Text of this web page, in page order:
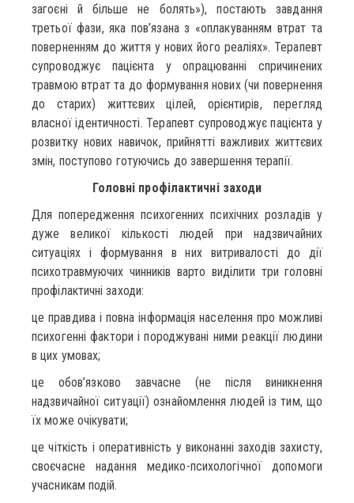
загоєні й більше не болять»), постають завдання
третьої фази, яка пов’язана з «оплакуванням втрат та
поверненням до життя у нових його реаліях». Терапевт
супроводжує пацієнта у опрацюванні спричинених
травмою втрат та до формування нових (чи повернення
до старих) життєвих цілей, орієнтирів, перегляд
власної ідентичності. Терапевт супроводжує пацієнта у
розвитку нових навичок, прийнятті важливих життєвих
змін, поступово готуючись до завершення терапії.
Головні профілактичні заходи
Для попередження психогенних психічних розладів у
дуже великої кількості людей при надзвичайних
ситуаціях і формування в них витривалості до дії
психотравмуючих чинників варто виділити три головні
профілактичні заходи:
це правдива і повна інформація населення про можливі
психогенні фактори і породжувані ними реакції людини
в цих умовах;
це обов’язково завчасне (не після виникнення
надзвичайної ситуації) ознайомлення людей із тим, що
їх може очікувати;
це чіткість і оперативність у виконанні заходів захисту,
своєчасне надання медико-психологічної допомоги
учасникам подій.